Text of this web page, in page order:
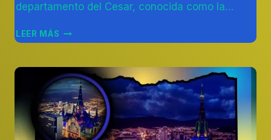
departamento del Cesar, conocida como la…
LEER MÁS DESCUBRE
LOS
SITIOS
TURÍSTICOS
EN
VALLEDUPAR